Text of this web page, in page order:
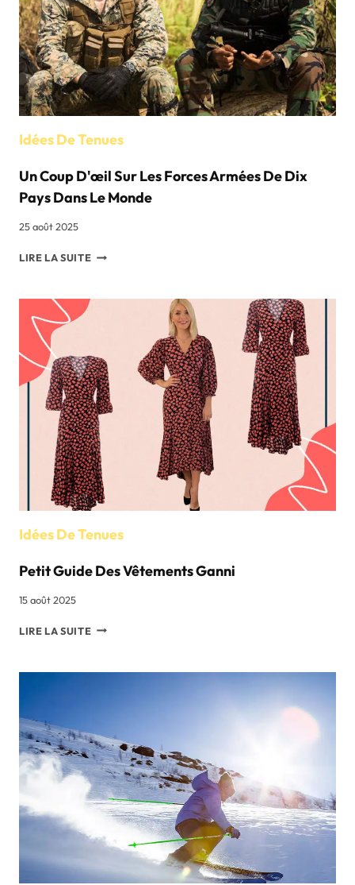
Idées De Tenues
Un Coup D'œil Sur Les Forces Armées De Dix
Pays Dans Le Monde
25 août 2025
LIRE LA SUITEUN
SUR
DE
DIX
PAYS
DANS
LE
MONDE
Idées De Tenues
Petit Guide Des Vêtements Ganni
15 août 2025
LIRE LA SUITEPETIT
VÊTEMENTS